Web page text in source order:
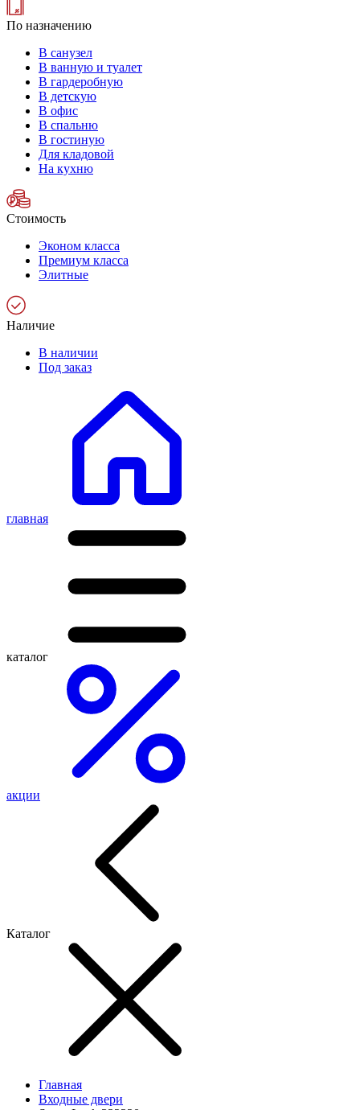
По назначению
В санузел
В ванную и туалет
В гардеробную
В детскую
В офис
В спальню
В гостиную
Для кладовой
На кухню
Стоимость
Эконом класса
Премиум класса
Элитные
Наличие
В наличии
Под заказ
главная
каталог
акции
Каталог
Главная
Входные двери